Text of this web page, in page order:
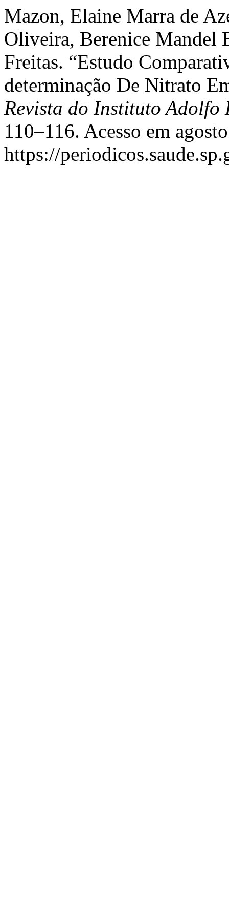
Mazon, Elaine Marra de
Oliveira, Berenice Mandel
Freitas. “Estudo
determinação De Nitrato
Revista do Instituto Adolfo
110–116. Acesso em
https://